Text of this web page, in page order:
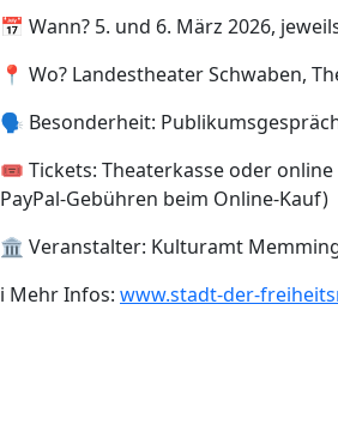
📅 Wann? 5. und 6. März 2026,
📍 Wo? Landestheater Schwaben,
🗣️ Besonderheit:
🎟️ Tickets: Theaterkasse oder
PayPal-Gebühren beim Online-Kauf)
🏛️ Veranstalter: Kulturamt
ℹ️ Mehr Infos: www.stadt-der-